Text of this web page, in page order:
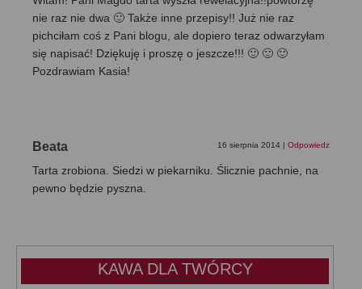
nie raz nie dwa 🙂 Także inne przepisy!! Już nie raz
pichciłam coś z Pani blogu, ale dopiero teraz odwarzyłam
się napisać! Dziękuję i proszę o jeszcze!!! 🙂 🙂 🙂
Pozdrawiam Kasia!
Beata 16 sierpnia 2014 | Odpowiedz
Tarta zrobiona. Siedzi w piekarniku. Ślicznie pachnie, na
pewno będzie pyszna.
KAWA DLA TWÓRCY